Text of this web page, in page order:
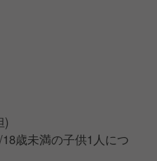
)
歳未満の子供1人につ